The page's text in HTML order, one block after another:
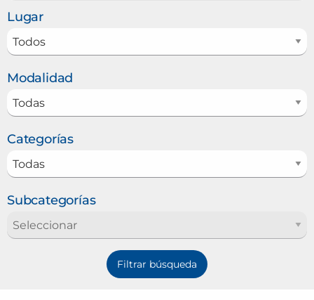
Lugar
Modalidad
Categorías
Subcategorías